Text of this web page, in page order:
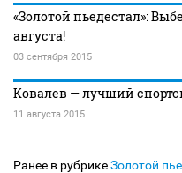
«Золотой пьедестал»:
августа!
03 сентября 2015
Ковалев — лучший
11 августа 2015
Ранее в рубрикеЗолотой